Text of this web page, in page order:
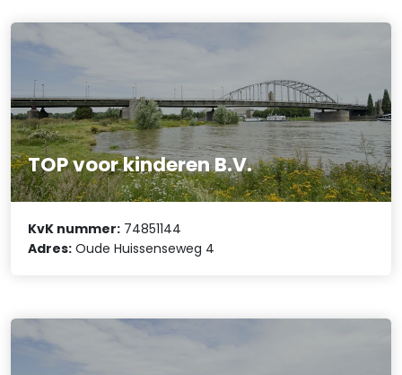
TOP voor kinderen B.V.
KvK nummer: 74851144
Adres: Oude Huissenseweg 4